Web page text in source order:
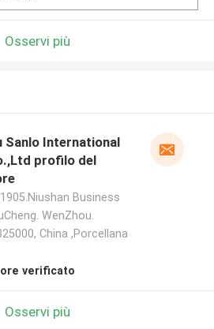
Osservi più
Sanlo International
profilo del
Business
WenZhou.
China ,Porcellana
verificato
Osservi più